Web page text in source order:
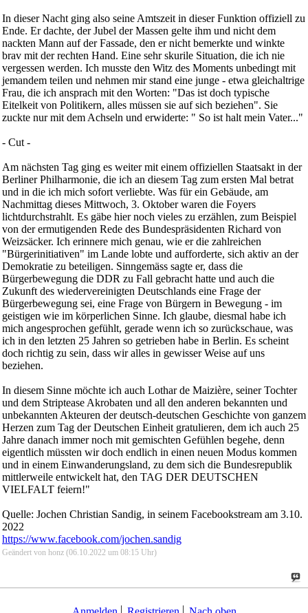
In dieser Nacht ging also seine Amtszeit in dieser Funktion offiziell zu
Ende. Er dachte, der Jubel der Massen gelte ihm und nicht dem
nackten Mann auf der Fassade, den er nicht bemerkte und winkte
brav mit der rechten Hand. Eine sehr skurile Situation, die ich nie
vergessen werden. Ich musste den Witz des Moments unbedingt mit
jemandem teilen und nehmen mir stand eine junge - etwa gleichaltrige
Frau, die ich ansprach mit den Worten: "Das ist doch typische
Eitelkeit von Politikern, alles müssen sie auf sich beziehen". Sie
zuckte nur mit dem Achseln und erwiderte: " So ist halt mein Vater..."
- Cut -
Am nächsten Tag ging es weiter mit einem offiziellen Staatsakt in der
Berliner Philharmonie, die ich an diesem Tag zum ersten Mal betrat
und in die ich mich sofort verliebte. Was für ein Gebäude, am
Nachmittag dieses Mittwoch, 3. Oktober waren die Foyers
lichtdurchstrahlt. Es gäbe hier noch vieles zu erzählen, zum Beispiel
von der ermutigenden Rede des Bundespräsidenten Richard von
Weizsäcker. Ich erinnere mich genau, wie er die zahlreichen
"Bürgerinitiativen" im Lande lobte und aufforderte, sich aktiv an der
Demokratie zu beteiligen. Sinngemäss sagte er, dass die
Bürgerbewegung die DDR zu Fall gebracht hatte und auch die
Zukunft des wiedervereinigten Deutschlands eine Frage der
Bürgerbewegung sei, eine Frage von Bürgern in Bewegung - im
geistigen wie im körperlichen Sinne. Ich glaube, diesmal habe ich
mich angesprochen gefühlt, gerade wenn ich so zurückschaue, was
ich in den letzten 25 Jahren so getrieben habe in Berlin. Es scheint
doch richtig zu sein, dass wir alles in gewisser Weise auf uns
beziehen.
In diesem Sinne möchte ich auch Lothar de Maizière, seiner Tochter
und dem Striptease Akrobaten und all den anderen bekannten und
unbekannten Akteuren der deutsch-deutschen Geschichte von ganzem
Herzen zum Tag der Deutschen Einheit gratulieren, dem ich auch 25
Jahre danach immer noch mit gemischten Gefühlen begehe, denn
eigentlich müssten wir doch endlich in einen neuen Modus kommen
und in einem Einwanderungsland, zu dem sich die Bundesrepublik
mittlerweile entwickelt hat, den TAG DER DEUTSCHEN
VIELFALT feiern!"
Quelle: Jochen Christian Sandig, in seinem Facebookstream am 3.10.
2022
https://www.facebook.com/jochen.sandig
Geändert von honz (06.10.2022 um 08:15 Uhr)